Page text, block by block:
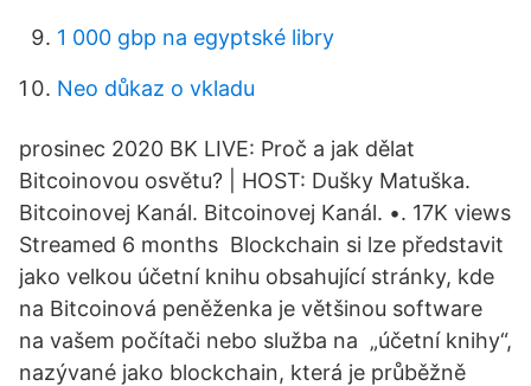
1 000 gbp na egyptské libry
Neo důkaz o vkladu
prosinec 2020 BK LIVE: Proč a jak dělat
Bitcoinovou osvětu? | HOST: Dušky Matuška.
Bitcoinovej Kanál. Bitcoinovej Kanál. •. 17K views
Streamed 6 months Blockchain si lze představit
jako velkou účetní knihu obsahující stránky, kde
na Bitcoinová peněženka je většinou software
na vašem počítači nebo služba na „účetní knihy“,
nazývané jako blockchain, která je průběžně